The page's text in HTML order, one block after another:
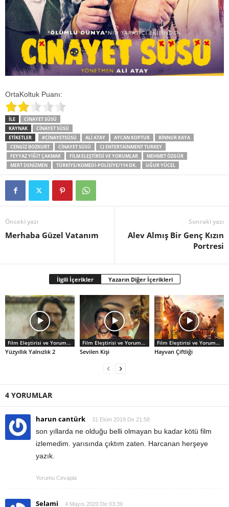
OrtaKoltuk Puanı:
İLE
CINAYET SÜSÜ
KAYNAK
CINAYET SÜSÜ
ETİKETLER
#CINAYETSÜSÜ ALI ATAY AYCAN KOPTUR
BINNUR KAYA
CENGIZ BOZKURT
CINAYET SÜSÜ
CJ ENTERTAINMENT TURKEY
FEYYAZ YIĞIT ÇAKMAK
FILM ELEŞTIRISI VE YORUMLAR
MEHMET ÖZGÜR
MERT DENIZMEN
TÜRKIYE/KOMEDI-POLISIYE/114 DK. UĞUR YÜCEL
Önceki yazı
Merhaba Güzel Vatanım
Sonraki yazı
Alev Almış Bir Genç Kızın
Portresi
İlgili İçerikler Yazarın Diğer İçerikleri
Film Eleştirisi ve Yorumlar
Yüzyıllık Yalnızlık 2
Film Eleştirisi ve Yorumlar
Sevilen Kişi
Film Eleştirisi ve Yorumlar
Hayvan Çiftliği
4 YORUMLAR
harun cantürk 31 Ekim 2019 De 21:58
son yıllarda ne olduğu belli olmayan bu kadar kötü film
izlemedim. yarısında çıktım zaten. Harcanan herşeye
yazık.
Yorumu Cevapla
Selami 4 Mayıs 2020 De 03:39